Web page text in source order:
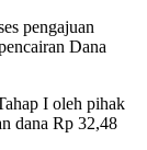
pengajuan
Dana
I oleh pihak
dana Rp 32,48